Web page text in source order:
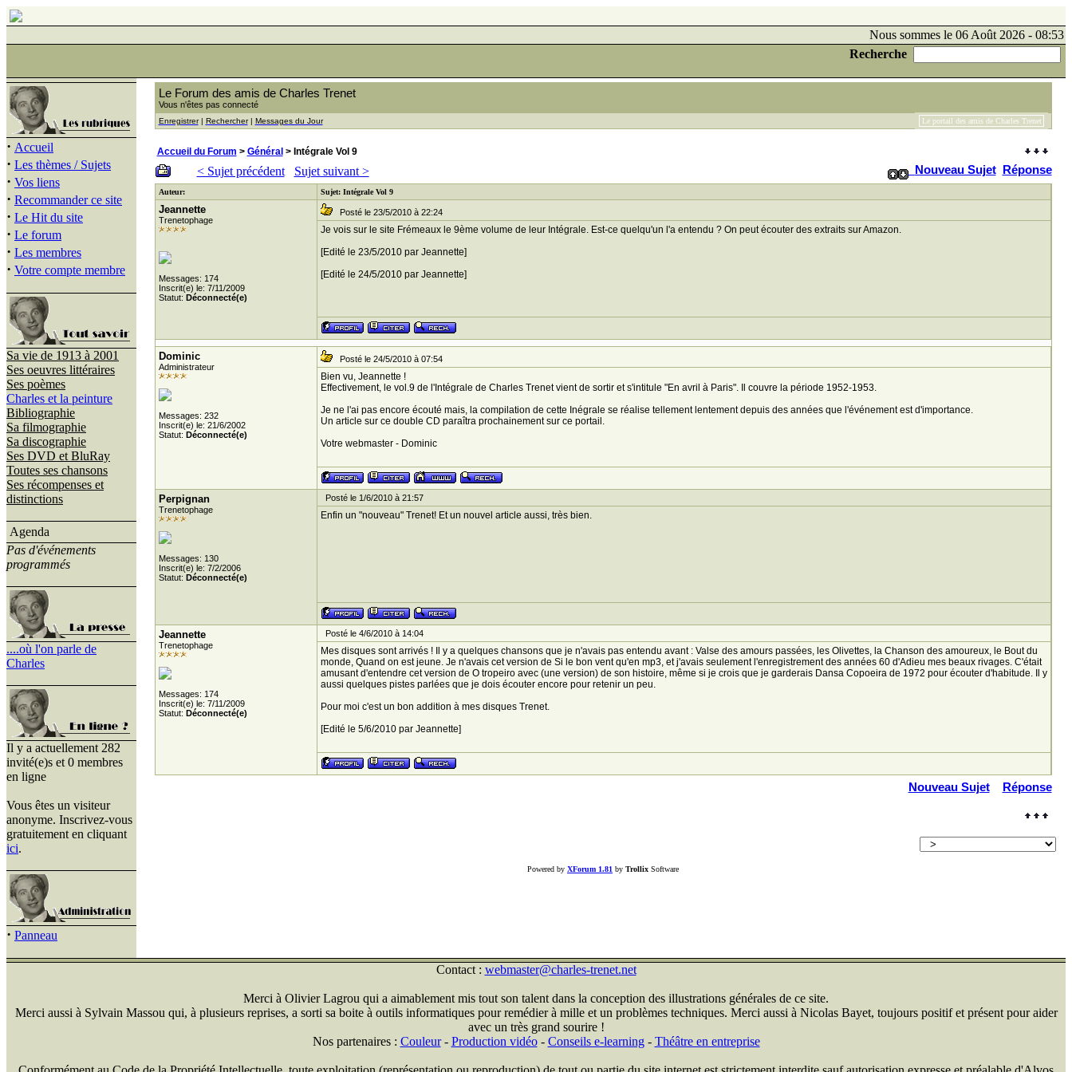
Nous sommes le 06 Août 2026 - 08:53
Recherche
· Accueil
· Les thèmes / Sujets
· Vos liens
· Recommander ce site
· Le Hit du site
· Le forum
· Les membres
· Votre compte membre
Sa vie de 1913 à 2001
Ses oeuvres littéraires
Ses poèmes
Charles et la peinture
Bibliographie
Sa filmographie
Sa discographie
Ses DVD et BluRay
Toutes ses chansons
Ses récompenses et
distinctions
Agenda
Pas d'événements
programmés
....où l'on parle de
Charles
Il y a actuellement 282
invité(e)s et 0 membres
en ligne
Vous êtes un visiteur
anonyme. Inscrivez-vous
gratuitement en cliquant
ici.
· Panneau
Le Forum des amis de Charles Trenet
Vous n'êtes pas connecté
Enregistrer| Rechercher| Messages du Jour Le portail des amis de Charles Trenet
Accueil du Forum > Général > Intégrale Vol 9
< Sujet précédent Sujet suivant > Nouveau Sujet Réponse
Auteur: Sujet: Intégrale Vol 9
Jeannette
Trenetophage
Messages: 174
Inscrit(e) le: 7/11/2009
Statut: Déconnecté(e)
Posté le 23/5/2010 à 22:24
Je vois sur le site Frémeaux le 9ème volume de leur Intégrale. Est-ce quelqu'un l'a entendu ? On peut écouter des extraits sur Amazon.
[Edité le 23/5/2010 par Jeannette]
[Edité le 24/5/2010 par Jeannette]
Dominic
Administrateur
Messages: 232
Inscrit(e) le: 21/6/2002
Statut: Déconnecté(e)
Posté le 24/5/2010 à 07:54
Bien vu, Jeannette !
Effectivement, le vol.9 de l'Intégrale de Charles Trenet vient de sortir et s'intitule "En avril à Paris". Il couvre la période 1952-1953.
Je ne l'ai pas encore écouté mais, la compilation de cette Inégrale se réalise tellement lentement depuis des années que l'événement est d'importance.
Un article sur ce double CD paraîtra prochainement sur ce portail.
Votre webmaster - Dominic
Perpignan
Trenetophage
Messages: 130
Inscrit(e) le: 7/2/2006
Statut: Déconnecté(e)
Posté le 1/6/2010 à 21:57
Enfin un "nouveau" Trenet! Et un nouvel article aussi, très bien.
Jeannette
Trenetophage
Messages: 174
Inscrit(e) le: 7/11/2009
Statut: Déconnecté(e)
Posté le 4/6/2010 à 14:04
Mes disques sont arrivés ! Il y a quelques chansons que je n'avais pas entendu avant : Valse des amours passées, les Olivettes, la Chanson des amoureux, le Bout du
monde, Quand on est jeune. Je n'avais cet version de Si le bon vent qu'en mp3, et j'avais seulement l'enregistrement des années 60 d'Adieu mes beaux rivages. C'était
amusant d'entendre cet version de O tropeiro avec (une version) de son histoire, même si je crois que je garderais Dansa Copoeira de 1972 pour écouter d'habitude. Il y
aussi quelques pistes parlées que je dois écouter encore pour retenir un peu.
Pour moi c'est un bon addition à mes disques Trenet.
[Edité le 5/6/2010 par Jeannette]
Nouveau Sujet Réponse
Powered by XForum 1.81 by Trollix Software
Contact : webmaster@charles-trenet.net
Merci à Olivier Lagrou qui a aimablement mis tout son talent dans la conception des illustrations générales de ce site.
Merci aussi à Sylvain Massou qui, à plusieurs reprises, a sorti sa boite à outils informatiques pour remédier à mille et un problèmes techniques. Merci aussi à Nicolas Bayet, toujours positif et présent pour aider
avec un très grand sourire !
Nos partenaires : Couleur- Production vidéo- Conseils e-learning- Théâtre en entreprise